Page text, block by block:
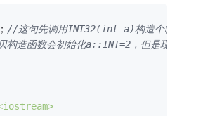
； //这句先调用INT32(int a)构造个临时对象
构造函数会初始化a::INT=2，但是现在你定